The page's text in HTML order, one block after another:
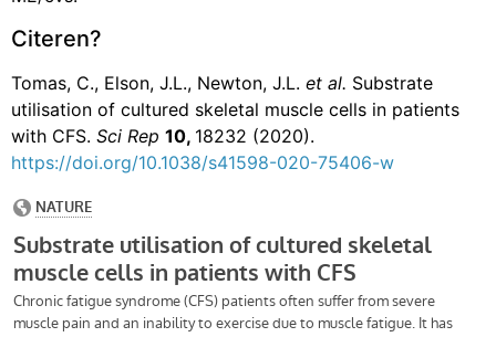
Citeren?
Tomas, C., Elson, J.L., Newton, J.L. et al. Substrate
utilisation of cultured skeletal muscle cells in patients
with CFS. Sci Rep 10, 18232 (2020).
https://doi.org/10.1038/s41598-020-75406-w